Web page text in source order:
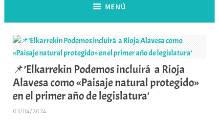
MENÚ
📌’Elkarrekin Podemos incluirá a Rioja
Alavesa como «Paisaje natural protegido»
en el primer año de legislatura’
03/04/2024